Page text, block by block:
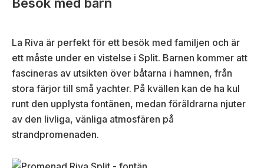
La Riva är perfekt för ett besök med familjen och är
ett måste under en vistelse i Split. Barnen kommer att
fascineras av utsikten över båtarna i hamnen, från
stora färjor till små yachter. På kvällen kan de ha kul
runt den upplysta fontänen, medan föräldrarna njuter
av den livliga, vänliga atmosfären på
strandpromenaden.